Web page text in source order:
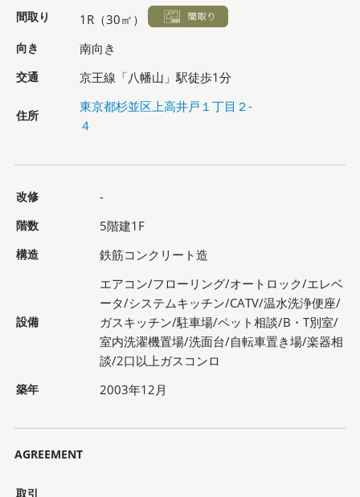
間取り 1R（30㎡）
向き 南向き
交通 京王線「八幡山」駅徒歩1分
住所
東京都杉並区上高井戸１丁目２-
４
改修 -
階数 5階建1F
構造 鉄筋コンクリート造
設備
エアコン/フローリング/オートロック/エレベ
ータ/システムキッチン/CATV/温水洗浄便座/
ガスキッチン/駐車場/ペット相談/B・T別室/
室内洗濯機置場/洗面台/自転車置き場/楽器相
談/2口以上ガスコンロ
築年 2003年12月
AGREEMENT
取引